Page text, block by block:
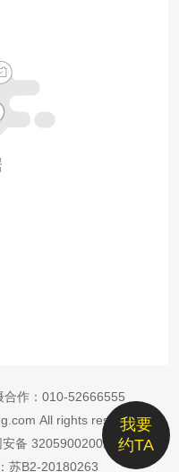
我要
约TA
作： 010-52666555
All rights reserved
安备 32059002002885号
苏B2-20180263